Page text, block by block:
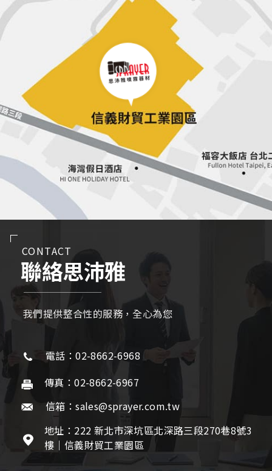
CONTACT
聯絡思沛雅
我們提供整合性的服務，全心為您
電話：02-8662-6968
傳真：02-8662-6967
信箱：sales@sprayer.com.tw
地址：222 新北市深坑區北深路三段270巷8號3
樓｜信義財貿工業園區